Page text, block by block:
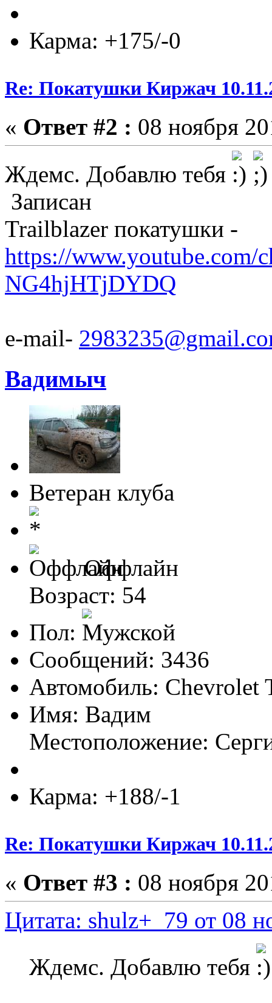
Карма: +175/-0
Re: Покатушки Киржач
« Ответ #2 : 08 ноября
Ждемс. Добавлю тебя
Записан
Trailblazer покатушки -
https://
NG4hjHTjDYDQ
e-mail-
Вадимыч
Ветеран клуба
Оффлайн
Возраст: 54
Пол:
Сообщений: 3436
Автомобиль: Chevrolet
Имя: Вадим
Местоположение:
Карма: +188/-1
Re: Покатушки Киржач
« Ответ #3 : 08 ноября
Цитата: shulz+_79 от 08
Ждемс. Добавлю тебя